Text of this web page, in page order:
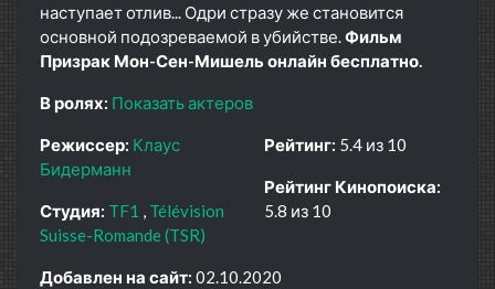
наступает отлив... Одри стразу же становится
основной подозреваемой в убийстве.Фильм
Призрак Мон-Сен-Мишель онлайн бесплатно.
В ролях: Показать актеров
Режиссер: Клаус
Бидерманн
Студия: TF1
Télévision
Suisse-Romande (TSR)
Рейтинг: 5.4 из 10
Рейтинг Кинопоиска:
5.8 из 10
Добавлен на сайт: 02.10.2020